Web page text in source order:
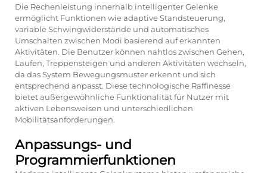
Die Rechenleistung innerhalb intelligenter Gelenke
ermöglicht Funktionen wie adaptive Standsteuerung,
variable Schwingwiderstände und automatisches
Umschalten zwischen Modi basierend auf erkannten
Aktivitäten. Die Benutzer können nahtlos zwischen Gehen,
Laufen, Treppensteigen und anderen Aktivitäten wechseln,
da das System Bewegungsmuster erkennt und sich
entsprechend anpasst. Diese technologische Raffinesse
bietet außergewöhnliche Funktionalität für Nutzer mit
aktiven Lebensweisen und unterschiedlichen
Mobilitätsanforderungen.
Anpassungs- und
Programmierfunktionen